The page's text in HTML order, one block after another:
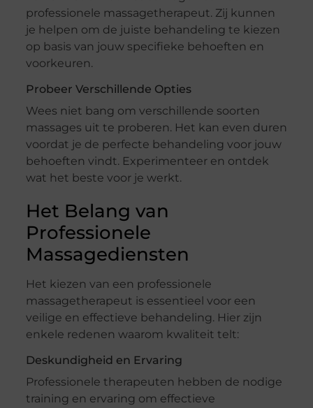
professionele massagetherapeut. Zij kunnen
je helpen om de juiste behandeling te kiezen
op basis van jouw specifieke behoeften en
voorkeuren.
Probeer Verschillende Opties
Wees niet bang om verschillende soorten
massages uit te proberen. Het kan even duren
voordat je de perfecte behandeling voor jouw
behoeften vindt. Experimenteer en ontdek
wat het beste voor je werkt.
Het Belang van
Professionele
Massagediensten
Het kiezen van een professionele
massagetherapeut is essentieel voor een
veilige en effectieve behandeling. Hier zijn
enkele redenen waarom kwaliteit telt:
Deskundigheid en Ervaring
Professionele therapeuten hebben de nodige
training en ervaring om effectieve